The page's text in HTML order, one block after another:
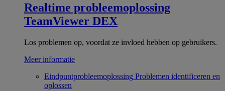
Realtime probleemoplossing
TeamViewer DEX
Los problemen op, voordat ze invloed hebben op gebruikers.
Meer informatie
Eindpuntprobleemoplossing Problemen identificeren en
oplossen